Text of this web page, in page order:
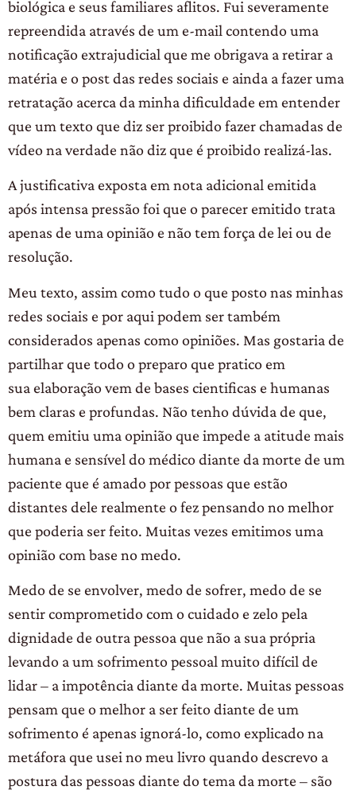
biológica e seus familiares aflitos. Fui severamente
repreendida através de um e-mail contendo uma
notificação extrajudicial que me obrigava a retirar a
matéria e o post das redes sociais e ainda a fazer uma
retratação acerca da minha dificuldade em entender
que um texto que diz ser proibido fazer chamadas de
vídeo na verdade não diz que é proibido realizá-las.
A justificativa exposta em nota adicional emitida
após intensa pressão foi que o parecer emitido trata
apenas de uma opinião e não tem força de lei ou de
resolução.
Meu texto, assim como tudo o que posto nas minhas
redes sociais e por aqui podem ser também
considerados apenas como opiniões. Mas gostaria de
partilhar que todo o preparo que pratico em
sua elaboração vem de bases cientificas e humanas
bem claras e profundas. Não tenho dúvida de que,
quem emitiu uma opinião que impede a atitude mais
humana e sensível do médico diante da morte de um
paciente que é amado por pessoas que estão
distantes dele realmente o fez pensando no melhor
que poderia ser feito. Muitas vezes emitimos uma
opinião com base no medo.
Medo de se envolver, medo de sofrer, medo de se
sentir comprometido com o cuidado e zelo pela
dignidade de outra pessoa que não a sua própria
levando a um sofrimento pessoal muito difícil de
lidar – a impotência diante da morte. Muitas pessoas
pensam que o melhor a ser feito diante de um
sofrimento é apenas ignorá-lo, como explicado na
metáfora que usei no meu livro quando descrevo a
postura das pessoas diante do tema da morte – são